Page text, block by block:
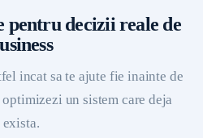
pentru decizii reale de
incat sa te ajute fie inainte de
un sistem care deja
exista.